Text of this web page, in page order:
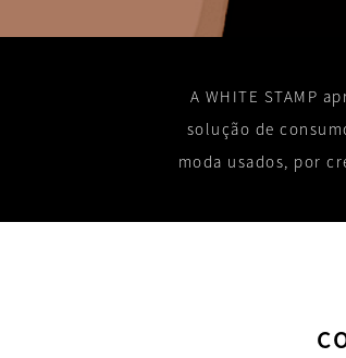
A WHITE STAMP
solução de
moda usados, por